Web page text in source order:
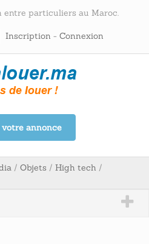
entre particuliers au Maroc.
Inscription - Connexion
votre annonce
/ Objets / High tech /